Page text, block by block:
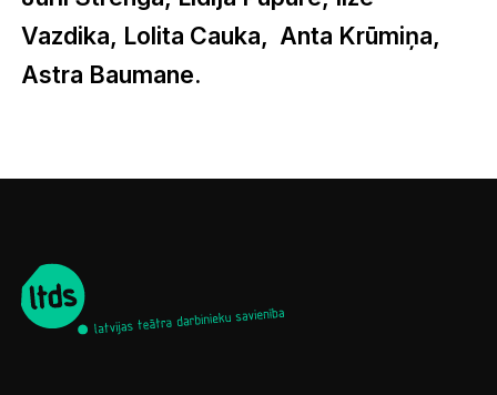
Vazdika, Lolita Cauka, Anta Krūmiņa,
Astra Baumane.